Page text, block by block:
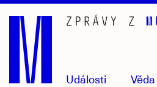
Přejít
hlavní
obsah
Události Věda